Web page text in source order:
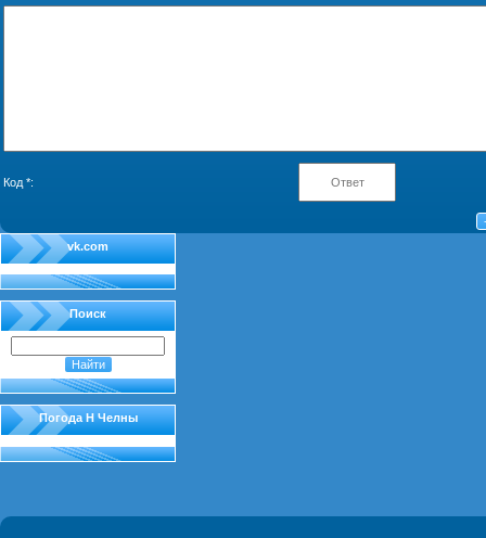
Код *:
vk.com
Поиск
Погода Н Челны